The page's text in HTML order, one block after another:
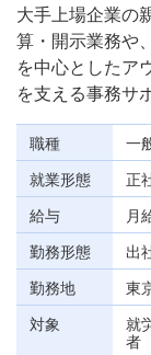
大手上場企業の
算・開示業務や
を中心としたア
を支える事務サ
職種
一
就業形態
正
給与
月
勤務形態
出
勤務地
東
対象
就
者